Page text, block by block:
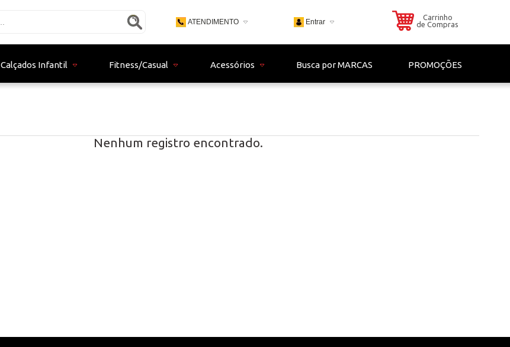
ATENDIMENTO
(48) 9 - 9153 - 4306
Entrar
Carrinho
de Compras
Calçados Infantil Fitness/Casual Acessórios Busca por MARCAS PROMOÇÕES
Nenhum registro encontrado.